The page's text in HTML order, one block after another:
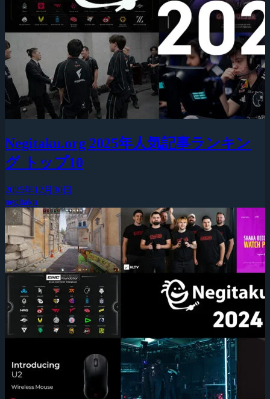
Negitaku.org 2025年人気記事ランキン
グ トップ10
2025年12月30日
negitaku